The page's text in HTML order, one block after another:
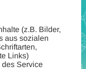
(z.B. Bilder,
aus sozialen
Links)
des Service